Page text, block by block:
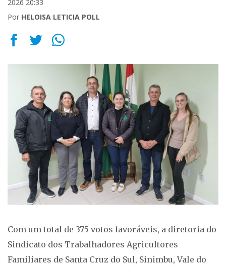
2026 20:33
Por HELOISA LETICIA POLL
Com um total de 375 votos favoráveis, a diretoria do
Sindicato dos Trabalhadores Agricultores
Familiares de Santa Cruz do Sul, Sinimbu, Vale do